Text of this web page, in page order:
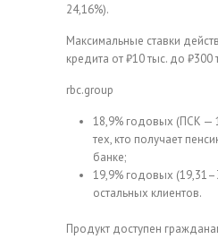
24,16%).
Максимальные ставки
кредита от ₽10 тыс. до ₽300
rbc.group
18,9% годовых (ПСК —
тех, кто получает
банке;
19,9% годовых
остальных клиентов.
Продукт доступен